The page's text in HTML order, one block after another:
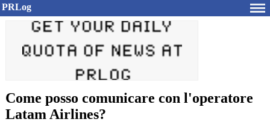
PRLog
Come posso comunicare con l'operatore
Latam Airlines?